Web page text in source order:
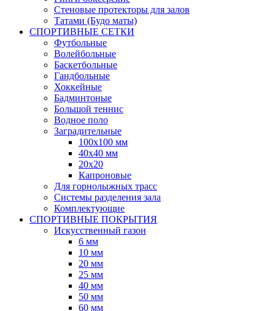
Стеновые протекторы для залов
Татами (Будо маты)
СПОРТИВНЫЕ СЕТКИ
Футбольные
Волейбольные
Баскетбольные
Гандбольные
Хоккейные
Бадминтоные
Большой теннис
Водное поло
Заградительные
100х100 мм
40х40 мм
20х20
Капроновые
Для горнолыжных трасс
Системы разделения зала
Комплектующие
СПОРТИВНЫЕ ПОКРЫТИЯ
Искусственный газон
6 мм
10 мм
20 мм
25 мм
40 мм
50 мм
60 мм